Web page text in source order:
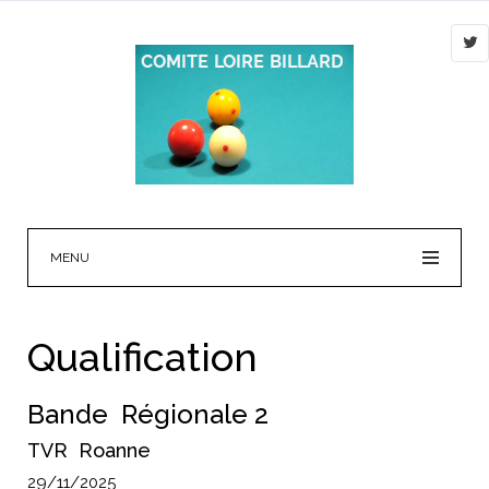
MENU
Qualification
Bande Régionale 2
TVR Roanne
29/11/2025